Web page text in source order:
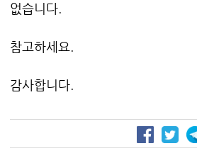
없습니다.
참고하세요.
감사합니다.